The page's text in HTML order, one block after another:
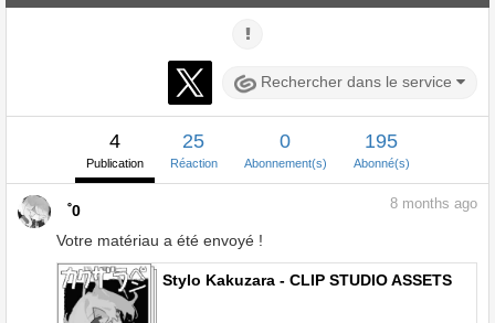
Rechercher dans le service
4
Publication
25
Réaction
0
Abonnement(s)
195
Abonné(s)
゜0
Votre matériau a été envoyé !
8 months ago
Stylo Kakuzara - CLIP STUDIO ASSETS